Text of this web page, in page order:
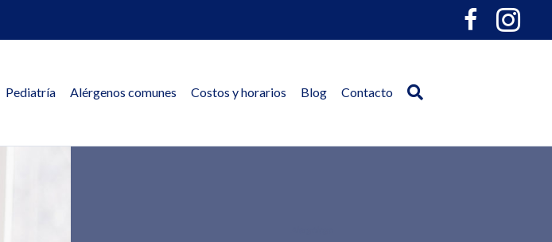
Pediatría Alérgenos comunes Costos y horarios Blog Contacto